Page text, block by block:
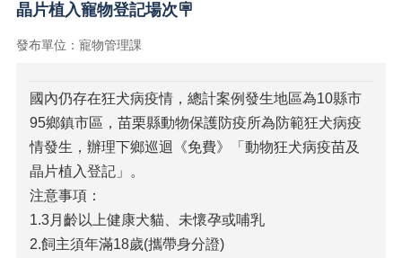
晶片植入寵物登記場次🪧
發布單位：寵物管理課
國內仍存在狂犬病疫情，總計案例發生地區為10縣市
95鄉鎮市區，苗栗縣動物保護防疫所為防範狂犬病疫
情發生，辦理下鄉巡迴《免費》「動物狂犬病疫苗及
晶片植入登記」。
注意事項：
1.3月齡以上健康犬貓、未懷孕或哺乳
2.飼主須年滿18歲(攜帶身分證)